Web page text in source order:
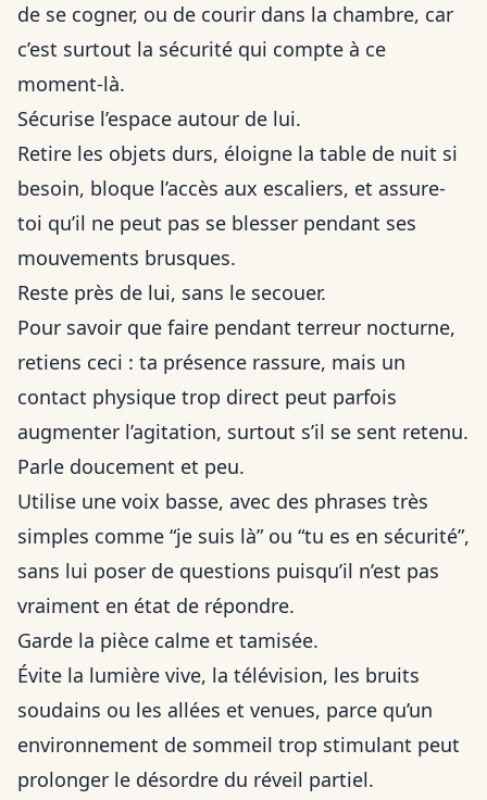
de se cogner, ou de courir dans la chambre, car
c’est surtout la sécurité qui compte à ce
moment-là.
Sécurise l’espace autour de lui.
Retire les objets durs, éloigne la table de nuit si
besoin, bloque l’accès aux escaliers, et assure-
toi qu’il ne peut pas se blesser pendant ses
mouvements brusques.
Reste près de lui, sans le secouer.
Pour savoir que faire pendant terreur nocturne,
retiens ceci : ta présence rassure, mais un
contact physique trop direct peut parfois
augmenter l’agitation, surtout s’il se sent retenu.
Parle doucement et peu.
Utilise une voix basse, avec des phrases très
simples comme “je suis là” ou “tu es en sécurité”,
sans lui poser de questions puisqu’il n’est pas
vraiment en état de répondre.
Garde la pièce calme et tamisée.
Évite la lumière vive, la télévision, les bruits
soudains ou les allées et venues, parce qu’un
environnement de sommeil trop stimulant peut
prolonger le désordre du réveil partiel.